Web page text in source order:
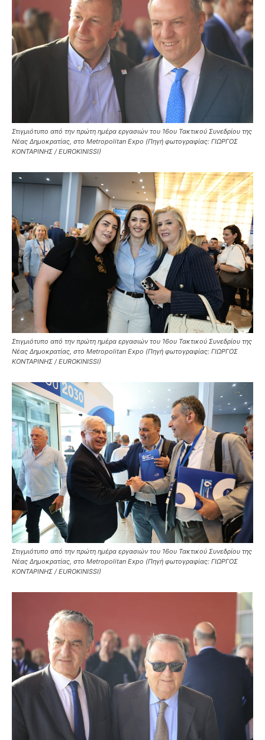
Στιγμιότυπο από την πρώτη ημέρα εργασιών του 16ου Τακτικού Συνεδρίου της
Νέας Δημοκρατίας, στο Metropolitan Expo (Πηγή φωτογραφίας: ΓΙΩΡΓΟΣ
ΚΟΝΤΑΡΙΝΗΣ / EUROKINISSI)
Στιγμιότυπο από την πρώτη ημέρα εργασιών του 16ου Τακτικού Συνεδρίου της
Νέας Δημοκρατίας, στο Metropolitan Expo (Πηγή φωτογραφίας: ΓΙΩΡΓΟΣ
ΚΟΝΤΑΡΙΝΗΣ / EUROKINISSI)
Στιγμιότυπο από την πρώτη ημέρα εργασιών του 16ου Τακτικού Συνεδρίου της
Νέας Δημοκρατίας, στο Metropolitan Expo (Πηγή φωτογραφίας: ΓΙΩΡΓΟΣ
ΚΟΝΤΑΡΙΝΗΣ / EUROKINISSI)